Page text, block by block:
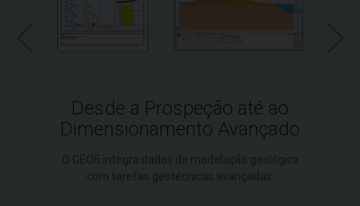
Desde a Prospeção até ao
Dimensionamento Avançado
O GEO5 integra dados de modelação geológica
com tarefas geotécnicas avançadas.